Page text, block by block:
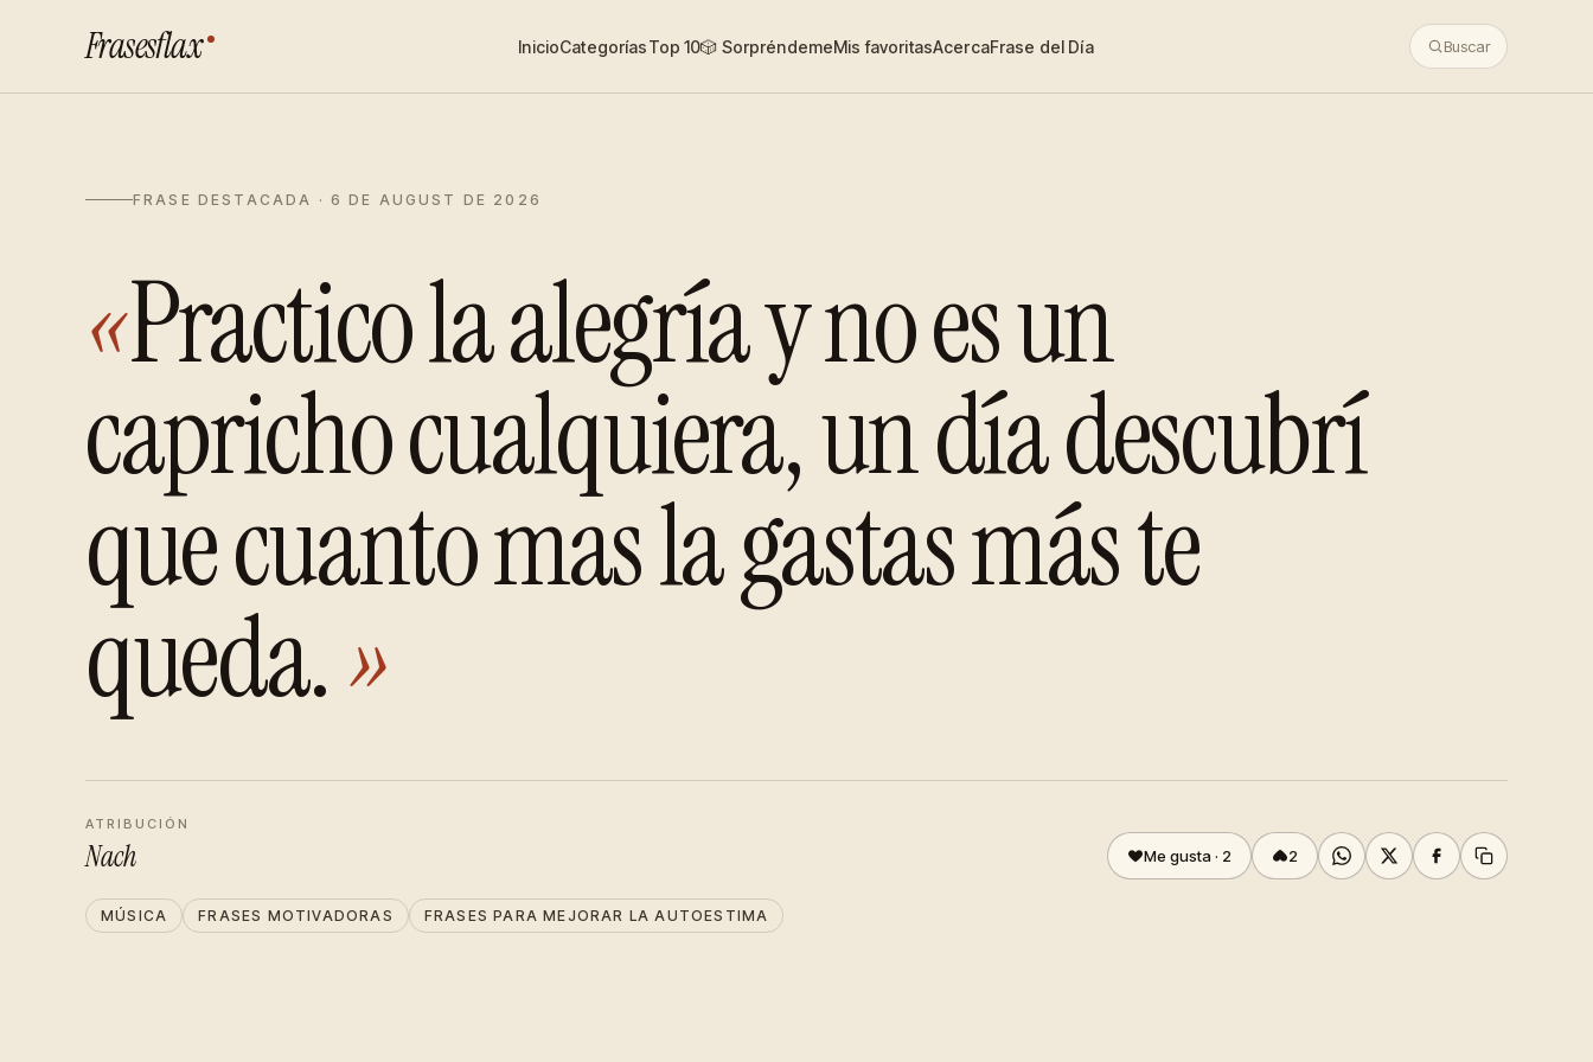
Frasesflax InicioCategoríasTop 10🎲 SorpréndemeMis favoritasAcercaFrase del Día Buscar
FRASE DESTACADA · 6 DE AUGUST DE 2026
«Practico la alegría y no es un
capricho cualquiera, un día descubrí
que cuanto mas la gastas más te
queda.»
ATRIBUCIÓN
Nach Me gusta · 2 2
MÚSICA FRASES MOTIVADORAS FRASES PARA MEJORAR LA AUTOESTIMA